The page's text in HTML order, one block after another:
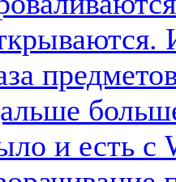
и есть с